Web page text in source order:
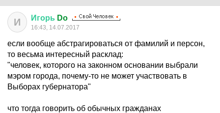
И Игорь Do
16:43, 14.07.2017
если вообще абстрагироваться от фамилий и персон,
то весьма интересный расклад:
"человек, которого на законном основании выбрали
мэром города, почему-то не может участвовать в
Выборах губернатора"
что тогда говорить об обычных гражданах